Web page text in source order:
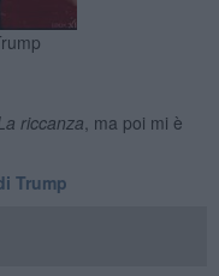
riccanza , ma poi mi è
Trump